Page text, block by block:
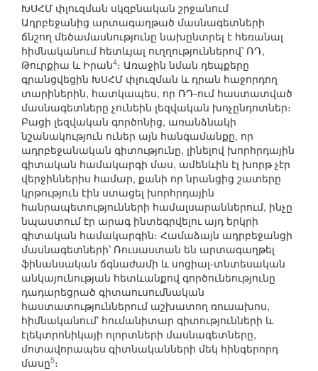
ԽՍՀՄ փլուզման սկզբնական շրջանում
Ադրբեջանից արտագաղթած մասնագետների
ճնշող մեծամասնությունը նախընտրել է հեռանալ
հիմնականում հետևյալ ուղղություններով՝ ՌԴ,
Թուրքիա և Իրան4։ Առաջին նման դեպքերը
գրանցվեցին ԽՍՀՄ փլուզման և դրան հաջորդող
տարիներին, հատկապես, որ ՌԴ-ում հաստատված
մասնագետները չունեին լեզվական խոչընդոտներ։
Բացի լեզվական գործոնից, առանձնակի
նշանակություն ուներ այն հանգամանքը, որ
ադրբեջանական գիտությունը, լինելով խորհրդային
գիտական համակարգի մաս, ամենևին էլ խորթ չէր
վերջիններիս համար, քանի որ նրանցից շատերը
կրթություն էին ստացել խորհրդային
հանրապետությունների համալսարաններում, ինչը
նպաստում էր արագ ինտեգրվելու այդ երկրի
գիտական համակարգին։ Համաձայն ադրբեջանցի
մասնագետների՝ Ռուսաստան են արտագաղթել
ֆինանսական ճգնաժամի և սոցիալ-տնտեսական
անկայունության հետևանքով գործունեությունը
դադարեցրած գիտաուսումնական
հաստատություններում աշխատող ռուսախոս,
հիմնականում՝ հումանիտար գիտությունների և
էլեկտրոնիկայի ոլորտների մասնագետները,
մոտավորապես գիտնականների մեկ հինգերորդ
մասը5։